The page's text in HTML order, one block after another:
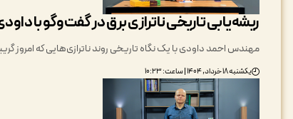
ریشه‌یابی تاریخی ناترازی برق در گفت‌وگو با
مهندس احمد داودی با یک نگاه تاریخی روند ناترازی‌هایی که امروز
یکشنبه ۱۸ خرداد, ۱۴۰۴ | ساعت: ۱۰:۲۳